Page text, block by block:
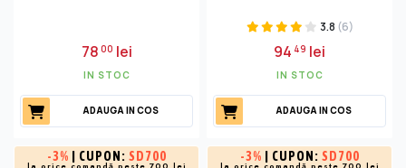
7800 lei
IN STOC
ADAUGA IN COS
3.8 (6)
94 49 lei
IN STOC
ADAUGA IN COS
-3% | CUPON: SD700 -3% | CUPON: SD700